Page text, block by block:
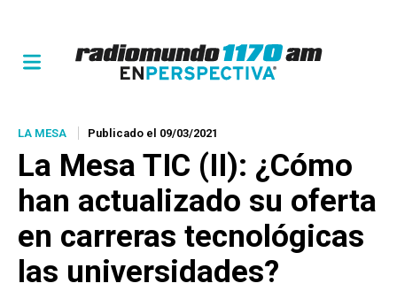
LA MESA Publicado el 09/03/2021
La Mesa TIC (II): ¿Cómo
han actualizado su oferta
en carreras tecnológicas
las universidades?